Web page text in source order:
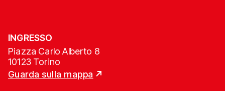
INGRESSO
Piazza Carlo Alberto 8
10123 Torino
Guarda sulla mappa